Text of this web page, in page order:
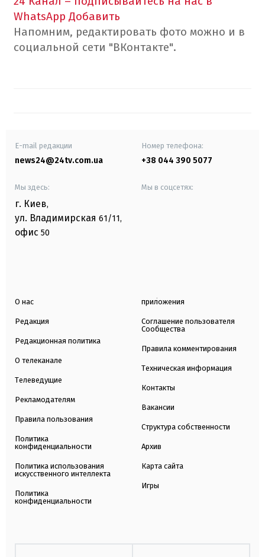
WhatsApp Добавить
Напомним, редактировать фото можно и в
социальной сети "ВКонтакте".
E-mail редакции
news24@24tv.com.ua
Номер телефона:
+38 044 390 5077
Мы здесь:
г. Киев,
ул. Владимирская 61/11,
офис 50
Мы в соцсетях:
О нас
Редакция
Редакционная политика
О телеканале
Телеведущие
Рекламодателям
Правила пользования
Политика
конфиденциальности
Политика использования
искусственного интеллекта
Политика
конфиденциальности
приложения
Соглашение пользователя
Сообщества
Правила комментирования
Техническая информация
Контакты
Вакансии
Структура собственности
Архив
Карта сайта
Игры